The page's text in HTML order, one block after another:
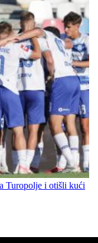
Turopolje i otišli kući